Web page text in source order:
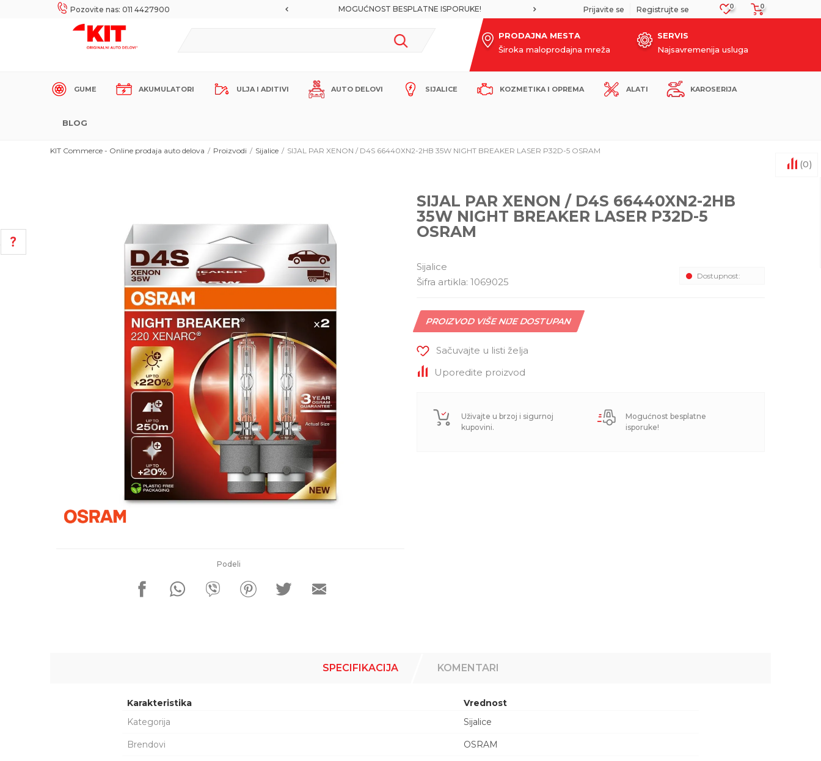
Pozovite nas: 011 4427900
SIGURNO PLAĆANJE PLATNIM KARTICAMA! MOGUĆNOST BESPLATNE ISPORUKE! SIGURNO PLAĆANJE PLATNIM KARTICAMA! 0
0
Prijavite se Registrujte se
PRODAJNA MESTA
Široka maloprodajna mreža
SERVIS
Najsavremenija usluga
GUME AKUMULATORI ULJA I ADITIVI AUTO DELOVI SIJALICE KOZMETIKA I OPREMA ALATI KAROSERIJA
BLOG
KIT Commerce - Online prodaja auto delova Proizvodi Sijalice SIJAL PAR XENON / D4S 66440XN2-2HB 35W NIGHT BREAKER LASER P32D-5 OSRAM
Podeli
SIJAL PAR XENON / D4S 66440XN2-2HB
35W NIGHT BREAKER LASER P32D-5
OSRAM
Sijalice
Šifra artikla: 1069025
Dostupnost:
PROIZVOD VIŠE NIJE DOSTUPAN
Sačuvajte u listi želja
Uporedite proizvod
Uživajte u brzoj i sigurnoj
kupovini.
Mogućnost besplatne
isporuke!
Za više informacija, pomoć i
SPECIFIKACIJA KOMENTARI
Karakteristika
Vrednost
Kategorija
Sijalice
Brendovi OSRAM
(0)